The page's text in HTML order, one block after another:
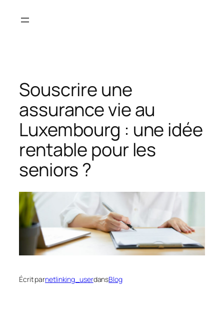
Souscrire une
assurance vie au
Luxembourg : une idée
rentable pour les
seniors ?
Écrit parnetlinking_userdansBlog